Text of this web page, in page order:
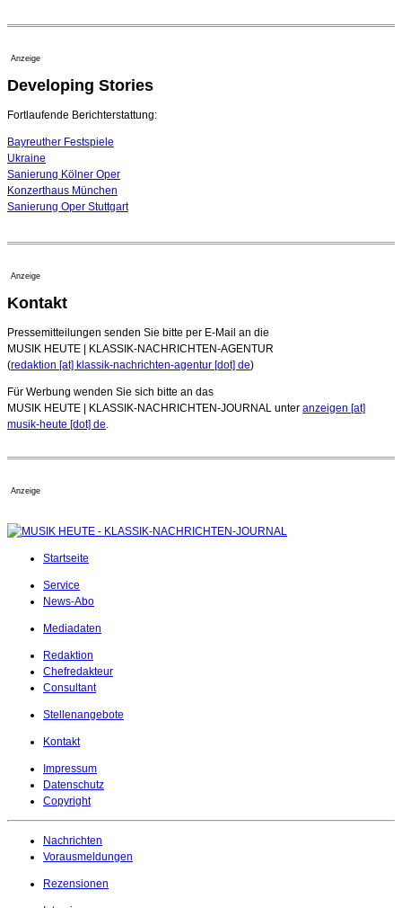
Dirigent Nicolás Pasquet mit Würth-Preis der
Jeunesses Musicales ausgezeichnet
07. August 2026 - 13:20 Uhr
Anzeige
Developing Stories
Fortlaufende Berichterstattung:
Bayreuther Festspiele
Ukraine
Sanierung Kölner Oper
Konzerthaus München
Sanierung Oper Stuttgart
Anzeige
Kontakt
Pressemitteilungen senden Sie bitte per E-Mail an die
MUSIK HEUTE | KLASSIK-NACHRICHTEN-AGENTUR
(redaktion [at] klassik-nachrichten-agentur [dot] de)
Für Werbung wenden Sie sich bitte an das
MUSIK HEUTE | KLASSIK-NACHRICHTEN-JOURNAL unter anzeigen [at]
musik-heute [dot] de.
Anzeige
Startseite
Service
News-Abo
Mediadaten
Redaktion
Chefredakteur
Consultant
Stellenangebote
Kontakt
Impressum
Datenschutz
Copyright
Nachrichten
Vorausmeldungen
Rezensionen